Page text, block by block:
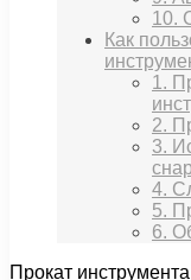
10.
Как
1.
2.
3.
4.
5.
6.
Прокат